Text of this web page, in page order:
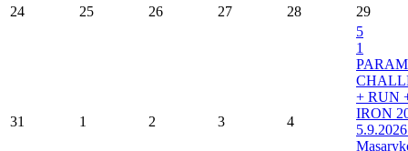
24
25 26 27 28 29
31 1 2 3 4
5
1
+ RUN
IRON